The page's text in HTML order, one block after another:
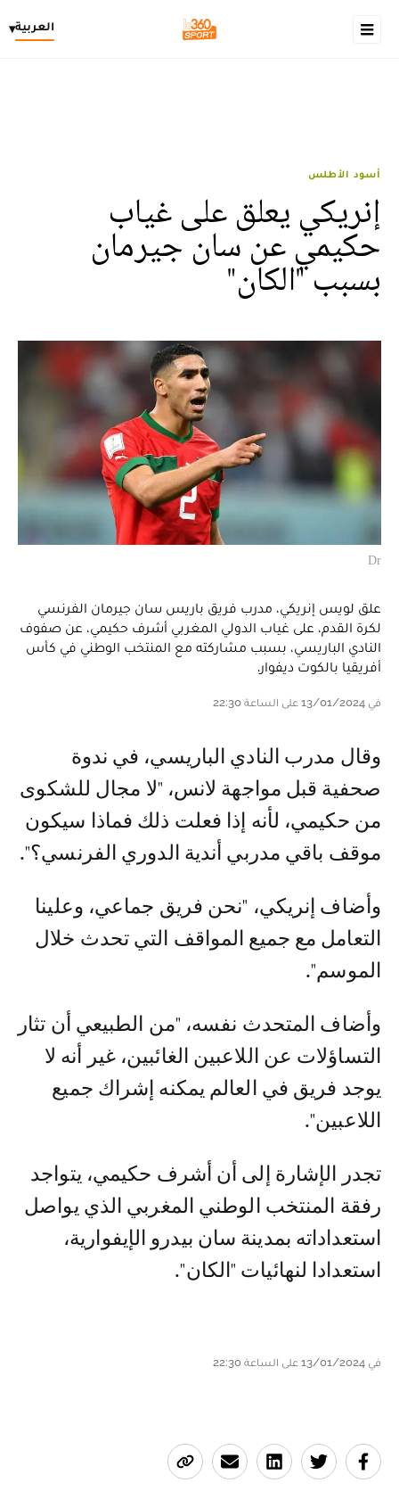
العربية▾
أسود الأطلس
إنريكي يعلق على غياب
حكيمي عن سان جيرمان
بسبب "الكان"
Dr
علق لويس إنريكي، مدرب فريق باريس سان جيرمان الفرنسي
لكرة القدم، على غياب الدولي المغربي أشرف حكيمي، عن صفوف
النادي الباريسي، بسبب مشاركته مع المنتخب الوطني في كأس
أفريقيا بالكوت ديفوار.
في 13/01/2024 على الساعة 22:30
وقال مدرب النادي الباريسي، في ندوة
صحفية قبل مواجهة لانس، "لا مجال للشكوى
من حكيمي، لأنه إذا فعلت ذلك فماذا سيكون
موقف باقي مدربي أندية الدوري الفرنسي؟".
وأضاف إنريكي، "نحن فريق جماعي، وعلينا
التعامل مع جميع المواقف التي تحدث خلال
الموسم".
وأضاف المتحدث نفسه، "من الطبيعي أن تثار
التساؤلات عن اللاعبين الغائبين، غير أنه لا
يوجد فريق في العالم يمكنه إشراك جميع
اللاعبين".
تجدر الإشارة إلى أن أشرف حكيمي، يتواجد
رفقة المنتخب الوطني المغربي الذي يواصل
استعداداته بمدينة سان بيدرو الإيفوارية،
استعدادا لنهائيات "الكان".
في 13/01/2024 على الساعة 22:30